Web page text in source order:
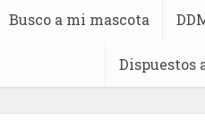
Busco a mi mascota
Dispuestos